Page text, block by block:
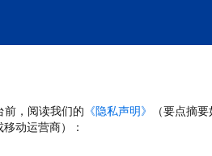
，阅读我们的 《隐私声明》 （要点摘
动运营商）：